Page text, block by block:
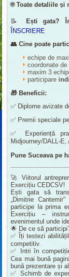
🌐Toate detaliile și
📝 Ești gata?
ÎNSCRIERE
👥 Cine poate
echipe de
coordonate
maxim 3
participare
🎁 Beneficii:
✅ Diplome avizate
✅ Premii speciale
✅ Experiență
Midjourney/DALL-E,
Pune Suceava pe
🚀 Viitorul
Exercițiu CEDCSV!
Ești gata să
„Dimitrie
participe la prima
Exercițiu –
evenimentul unde
🌟 De ce să
✅ Îți testezi
competitiv.
✅ Intri în
Cea mai bună
bună prezentare și
✅ Schimb de